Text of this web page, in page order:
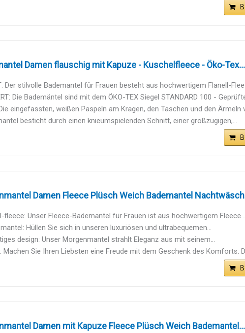
Damen flauschig mit Kapuze - Kuschelfleece - Öko-Tex...
Der stilvolle Bademantel für Frauen besteht aus hochwertigem Flanell-
Die Bademäntel sind mit dem ÖKO-TEX Siegel STANDARD 100 -
Die eingefassten, weißen Paspeln am Kragen, den Taschen und den Ärmeln
besticht durch einen knieumspielenden Schnitt, einer großzügigen,...
Damen Fleece Plüsch Weich Bademantel
fleece: Unser Fleece-Bademantel für Frauen ist aus hochwertigem Fleece...
Hüllen Sie sich in unseren luxuriösen und ultrabequemen...
design: Unser Morgenmantel strahlt Eleganz aus mit seinem...
Sie Ihren Liebsten eine Freude mit dem Geschenk des Komforts.
Damen mit Kapuze Fleece Plüsch Weich Bademantel...